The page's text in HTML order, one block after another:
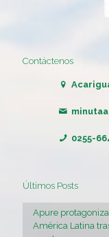
Contáctenos
0255-
Últimos Posts
Apure
América Latina